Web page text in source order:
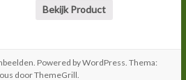
Bekijk Product
. Powered byWordPress . Thema:
doorThemeGrill